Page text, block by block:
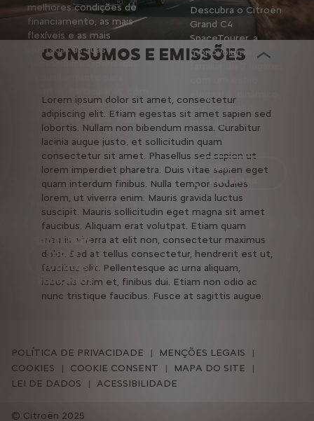
melhores condições de
financiamento, as mais
flexíveis e as mais
ajustadas às suas
necessidades, pensadas
o Citroën Simply Drive e
Free2Move Lease. Pode
ainda optar por uma
solução mais completa,
associando serviços ao
seu financiamento, sem
passar por novos
processos burocráticos.
Saber mais
sobre
produtos
financeiros
Descubra o Citroën
Grand C4
SpaceTourer, a
monovolume
elegante, dinâmico,
confortável e
modular.
Mais
detalhes
CONSUMOS E EMISSÕES
Lorem ipsum dolor sit amet, consectetur
adipiscing elit. Etiam egestas sit amet sapien sed
lobortis. Nullam non bibendum massa. Curabitur
lacinia augue justo, et sollicitudin quam
consectetur sit amet. Phasellus sed sapien ut
lorem imperdiet pharetra. Duis vitae sapien eget
quam interdum finibus. Nulla tempor sodales
lorem, ut viverra enim. Mauris gravida luctus
suscipit. Mauris sollicitudin eget magna sit amet
faucibus. Aliquam erat volutpat. Etiam quam
mauris, viverra at elit non, consectetur maximus
dolor. Sed at tellus consectetur, hendrerit est ut,
faucibus elit. Pellentesque ac urna aliquam,
lobortis enim et, finibus dui. Etiam non odio ac
nunc tristique faucibus. Fusce at sagittis augue.
Citroën 2025
POLÍTICA DE PRIVACIDADE
MENÇÕES LEGAIS
COOKIES
COOKIE CONSENT
MAPA DO SITE
LEI DE DADOS
ACESSIBILIDADE